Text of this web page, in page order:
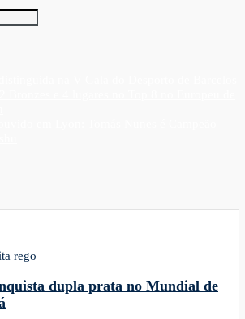
rego
dupla prata no Mundial de